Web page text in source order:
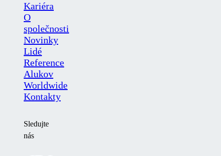
Kariéra
O
společnosti
Novinky
Lidé
Reference
Alukov
Worldwide
Kontakty
Sledujte
nás